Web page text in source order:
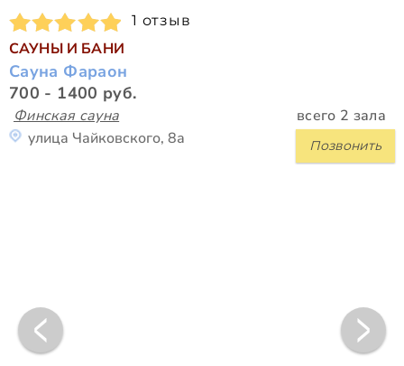
1 отзыв
САУНЫ И БАНИ
Сауна Фараон
700 - 1400 руб.
Финская сауна всего 2 зала
Позвонить
улица Чайковского, 8а